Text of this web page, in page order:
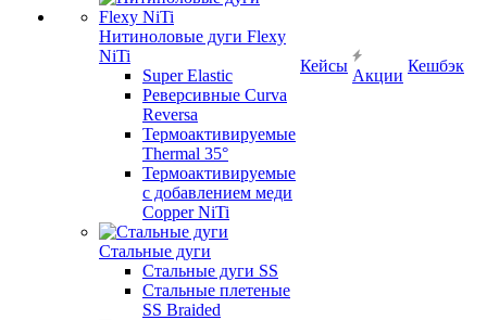
Нитиноловые дуги Flexy
NiTi
Super Elastic
Реверсивные Curva
Reversa
Термоактивируемые
Thermal 35°
Термоактивируемые
с добавлением меди
Copper NiTi
Стальные дуги
Стальные дуги SS
Стальные плетеные
SS Braided
Кейсы
Акции
Кешбэк